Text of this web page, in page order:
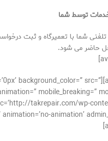
توسط شما
شما با تعمیرگاه و ثبت
حاضر می شود.
background_color=” src=”
mobile_breaking=”
animation’